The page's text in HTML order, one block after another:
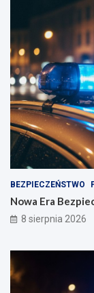
BEZPIECZEŃSTWO
Nowa Era
8 sierpnia 2026